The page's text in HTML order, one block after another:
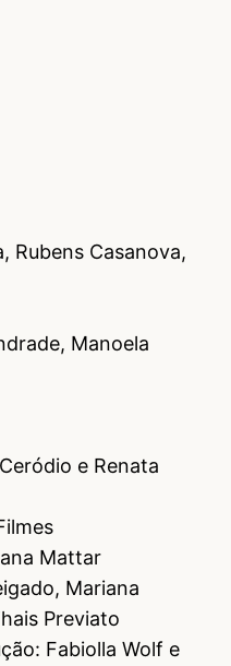
Rubens Casanova,
Manoela
e Renata
Mattar
Mariana
Previato
Fabiolla Wolf e